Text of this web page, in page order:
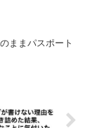
ままパスポート